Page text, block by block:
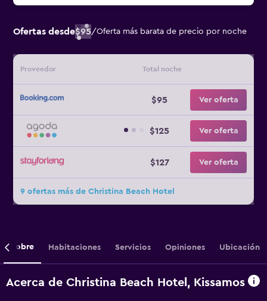
Ofertas desde$95/Oferta más barata de precio por noche
Proveedor Total noche
$95 Ver oferta
$125 Ver oferta
$127 Ver oferta
9 ofertas más de Christina Beach Hotel
Sobre Habitaciones Servicios Opiniones Ubicación
Acerca de Christina Beach Hotel, Kissamos